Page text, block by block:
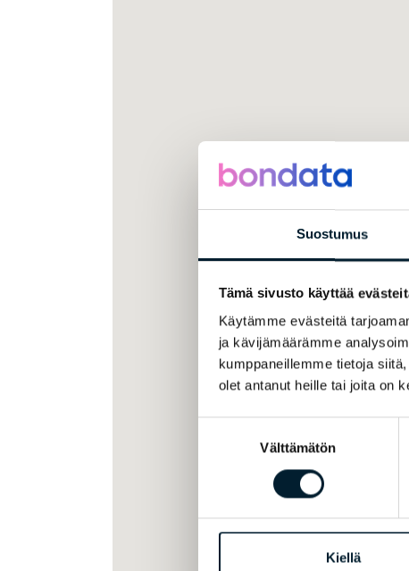
Suostumus
Tämä sivusto käyttää
Käytämme evästeitä
ja kävijämäärämme
kumppaneillemme tietoja
olet antanut heille tai joita on
Välttämätön
Kiellä